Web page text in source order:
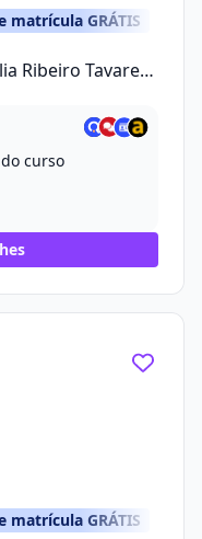
matrícula GRÁTIS
Ribeiro Tavares,
curso
matrícula GRÁTIS